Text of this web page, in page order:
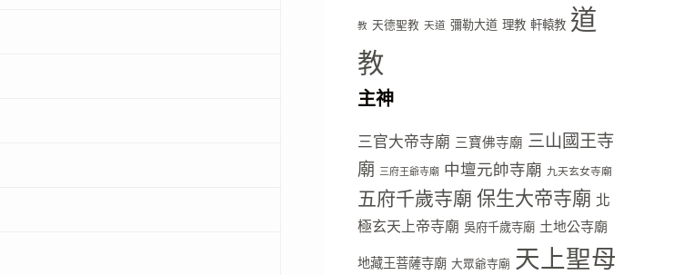
教 天德聖教 天道 彌勒大道 理教 軒轅教 道
教
主神
三官大帝寺廟 三寶佛寺廟 三山國王寺
廟 三府王爺寺廟 中壇元帥寺廟 九天玄女寺廟
五府千歲寺廟 保生大帝寺廟 北
極玄天上帝寺廟 吳府千歲寺廟 土地公寺廟
地藏王菩薩寺廟 大眾爺寺廟 天上聖母